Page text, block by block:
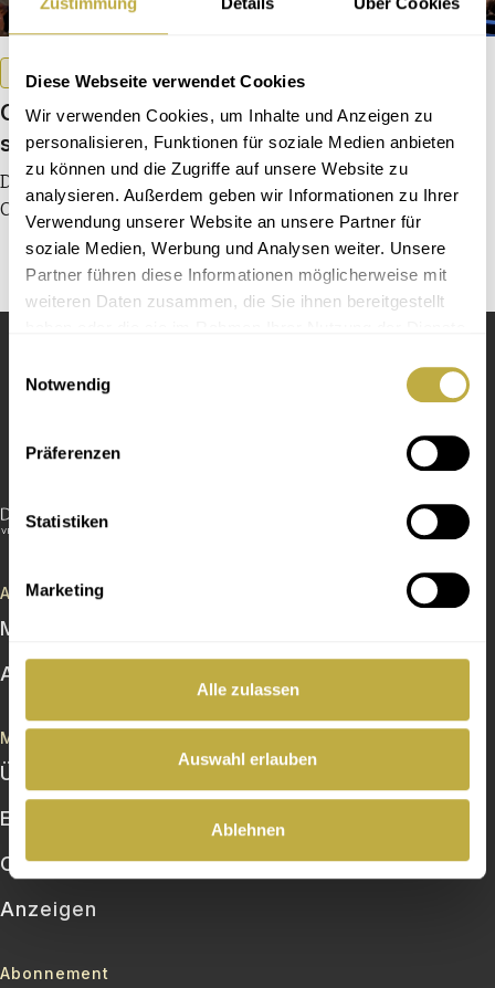
Diese Webseite verwendet Cookies
Wir verwenden Cookies, um Inhalte und Anzeigen zu
personalisieren, Funktionen für soziale Medien anbieten
zu können und die Zugriffe auf unsere Website zu
analysieren. Außerdem geben wir Informationen zu Ihrer
Verwendung unserer Website an unsere Partner für
soziale Medien, Werbung und Analysen weiter. Unsere
Partner führen diese Informationen möglicherweise mit
weiteren Daten zusammen, die Sie ihnen bereitgestellt
Notwendig
Präferenzen
Statistiken
Marketing
Alle zulassen
Auswahl erlauben
Ablehnen
Aus den Verbänden Chorverband Hamburg e.V.
Chorfestival Bergedorf 2026: eine Stadt
singt – und alle können mitmachen
Der Chorverband Hamburg und seine Partner laden zum
Chorfestival mit Konzerten, Workshops und viel Spaß
Artikel
Magazin
Aus den Verbänden
Mehr
Über die Chorzeit
E‑Paper
Chorshop
Anzeigen
Abonnement